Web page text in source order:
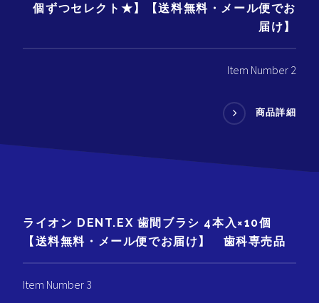
個ずつセレクト★】【送料無料・メール便でお
届け】
Item Number 2
商品詳細
ライオン DENT.EX 歯間ブラシ 4本入×10個
【送料無料・メール便でお届け】 歯科専売品
Item Number 3